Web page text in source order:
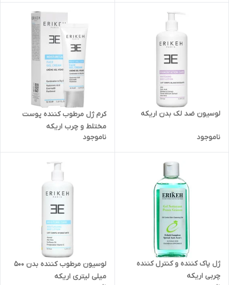
لوسیون ضد لک بدن اریکه
ناموجود
کرم ژل مرطوب کننده پوست
مختلط و چرب اریکه
ناموجود
ژل پاک کننده و کنترل کننده
چربی اریکه
لوسیون مرطوب کننده بدن 500
میلی لیتری اریکه